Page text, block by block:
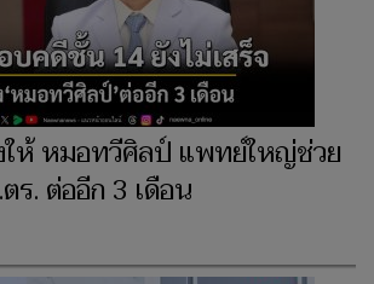
ให้ หมอทวีศิลป์ แพทย์ใหญ่ช่วย
ร. ต่ออีก 3 เดือน